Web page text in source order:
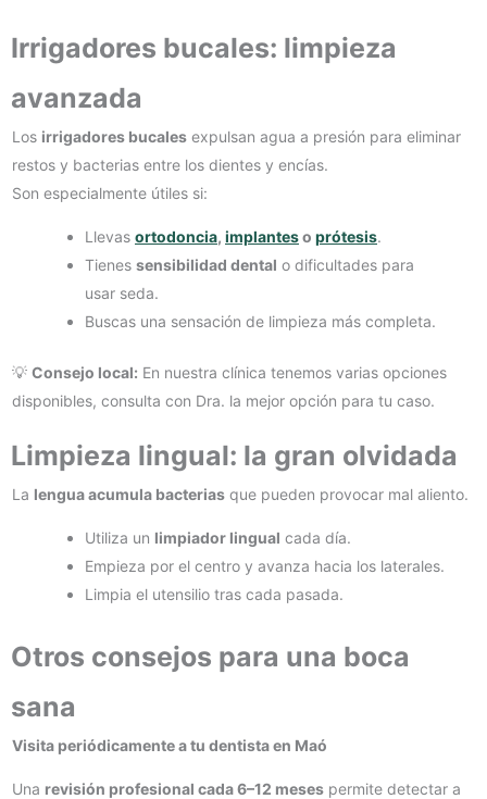
Irrigadores bucales: limpieza
avanzada
Los irrigadores bucalesexpulsan agua a presión para eliminar
restos y bacterias entre los dientes y encías.
Son especialmente útiles si:
Llevas ortodoncia, implanteso prótesis.
Tienes sensibilidad dental o dificultades para
usar seda.
Buscas una sensación de limpieza más completa.
💡 Consejo local: En nuestra clínica tenemos varias opciones
disponibles, consulta con Dra. la mejor opción para tu caso.
Limpieza lingual: la gran olvidada
La lengua acumula bacteriasque pueden provocar mal aliento.
Utiliza un limpiador lingual cada día.
Empieza por el centro y avanza hacia los laterales.
Limpia el utensilio tras cada pasada.
Otros consejos para una boca
sana
Visita periódicamente a tu dentista en Maó
Una revisión profesional cada 6–12 mesespermite detectar a